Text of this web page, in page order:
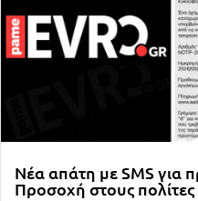
Νέα απάτη με SMS για
Προσοχή στους